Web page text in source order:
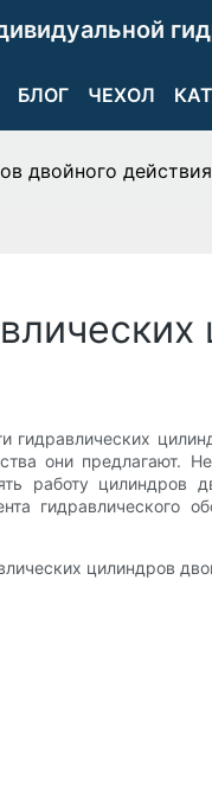
БЛОГ ЧЕХОЛ
двойного действия
они предлагают.
работу цилиндров